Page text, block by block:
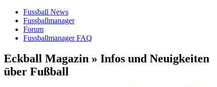
Fussball News
Fussballmanager
Forum
Fussballmanager FAQ
Eckball Magazin » Infos und Neuigkeiten
über Fußball